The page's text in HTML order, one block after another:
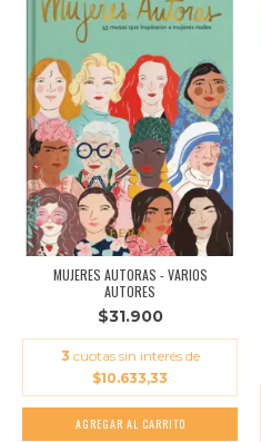
MUJERES AUTORAS - VARIOS
AUTORES
$31.900
3 cuotas sin interés de
$10.633,33